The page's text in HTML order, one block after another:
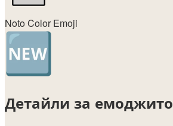
Noto Color Emoji
Детайли за емоджито